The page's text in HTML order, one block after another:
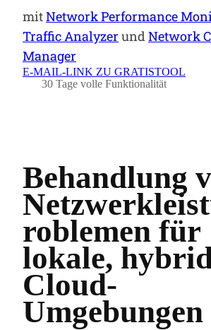
mitNetwork Performance
Traffic Analyzer und Network
Manager
E-MAIL-LINK ZU GRATISTOOL
30 Tage volle Funktionalität
Behandlung
roblemen für
lokale,
Cloud-
Umgebungen